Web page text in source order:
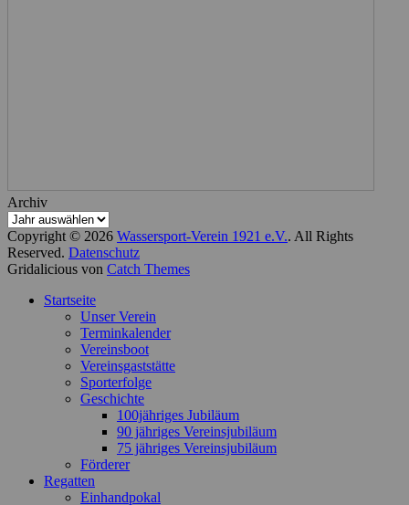
Archiv
Copyright © 2026 Wassersport-Verein 1921 e.V.. All Rights
Reserved. Datenschutz
Gridalicious von Catch Themes
oben
Startseite
Unser Verein
Terminkalender
Vereinsboot
Vereinsgaststätte
Sporterfolge
Geschichte
100jähriges Jubiläum
90 jähriges Vereinsjubiläum
75 jähriges Vereinsjubiläum
Förderer
Regatten
Einhandpokal